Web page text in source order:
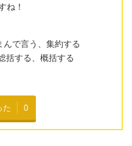
ね！
で言う、集約する
括する、概括する
た 0